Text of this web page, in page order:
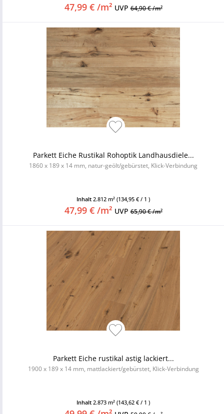
47,99 € /m² UVP64,90 € /m²
Parkett Eiche Rustikal Rohoptik Landhausdiele...
1860 x 189 x 14 mm, natur-geölt/gebürstet, Klick-Verbindung
Inhalt 2.812 m² (134,95 € / 1 )
47,99 € /m² UVP65,90 € /m²
Parkett Eiche rustikal astig lackiert...
1900 x 189 x 14 mm, mattlackiert/gebürstet, Klick-Verbindung
Inhalt 2.873 m² (143,62 € / 1 )